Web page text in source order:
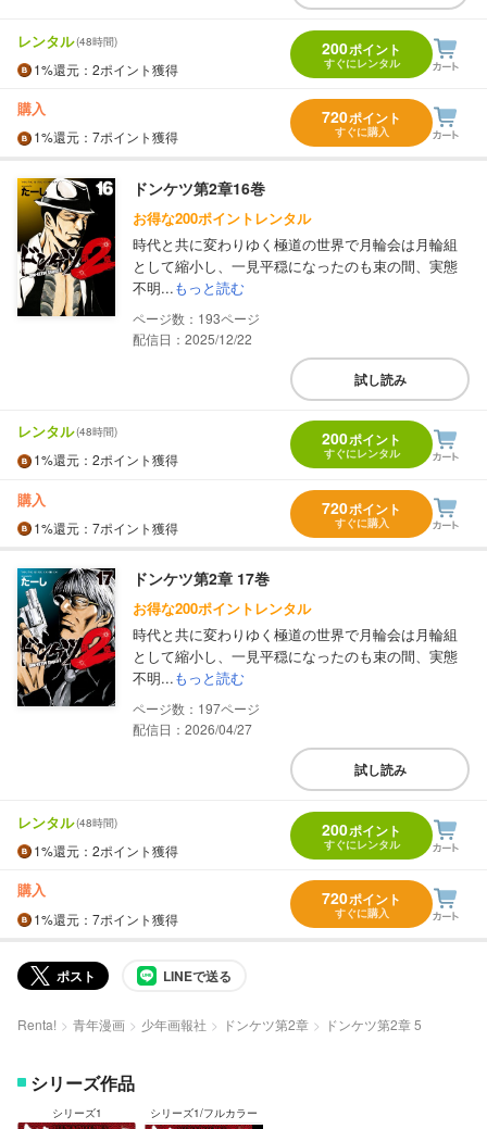
レンタル(48時間)
1%還元 ：2ポイント獲得
200ポイント
すぐにレンタル
購入
1%還元 ：7ポイント獲得
720ポイント
すぐに購入
ドンケツ第2章16巻
お得な200ポイントレンタル
時代と共に変わりゆく極道の世界で月輪会は月輪組
として縮小し、一見平穏になったのも束の間、実態
不明...もっと読む
193
配信日：2025/12/22
試し読み
レンタル(48時間)
1%還元 ：2ポイント獲得
200ポイント
すぐにレンタル
購入
1%還元 ：7ポイント獲得
720ポイント
すぐに購入
ドンケツ第2章 17巻
お得な200ポイントレンタル
時代と共に変わりゆく極道の世界で月輪会は月輪組
として縮小し、一見平穏になったのも束の間、実態
不明...もっと読む
197
配信日：2026/04/27
試し読み
レンタル(48時間)
1%還元 ：2ポイント獲得
200ポイント
すぐにレンタル
購入
1%還元 ：7ポイント獲得
720ポイント
すぐに購入
ポスト LINEで送る
Renta! 青年漫画 少年画報社 ドンケツ第2章 ドンケツ第2章 5
シリーズ作品
シリーズ1 シリーズ1/フルカラー